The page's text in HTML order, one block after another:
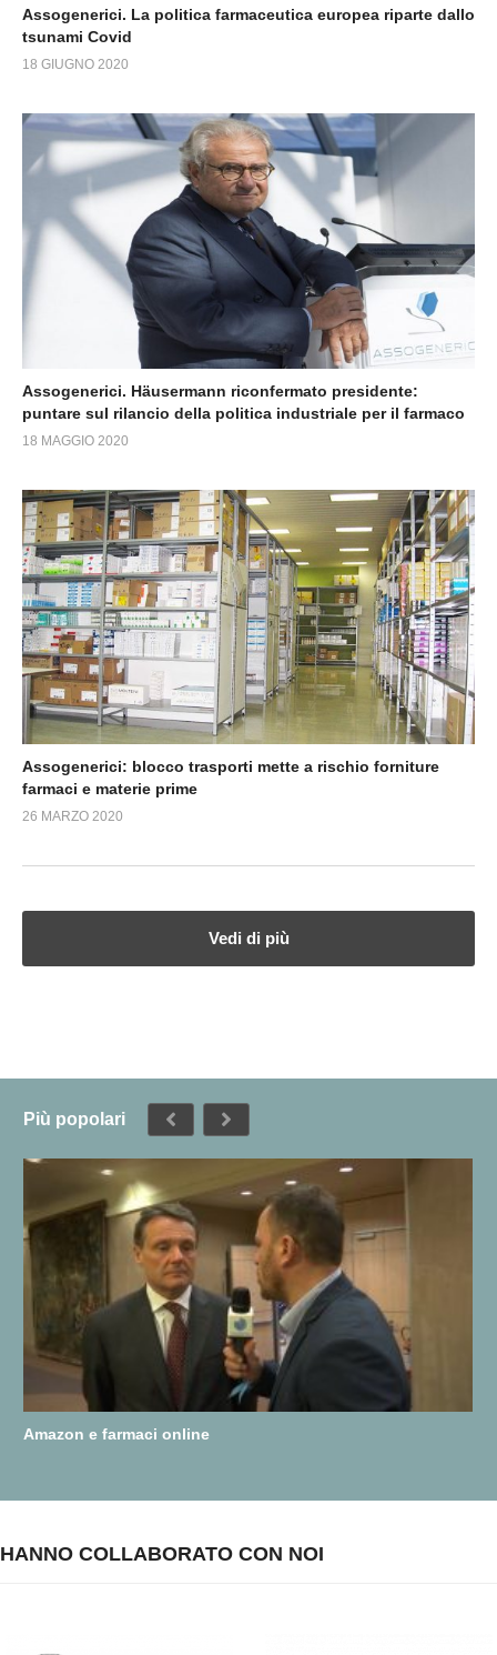
Assogenerici. La politica farmaceutica europea riparte dallo
tsunami Covid
18 GIUGNO 2020
Assogenerici. Häusermann riconfermato presidente:
puntare sul rilancio della politica industriale per il farmaco
18 MAGGIO 2020
Assogenerici: blocco trasporti mette a rischio forniture
farmaci e materie prime
26 MARZO 2020
Vedi di più
Più popolari
Amazon e farmaci online
HANNO COLLABORATO CON NOI